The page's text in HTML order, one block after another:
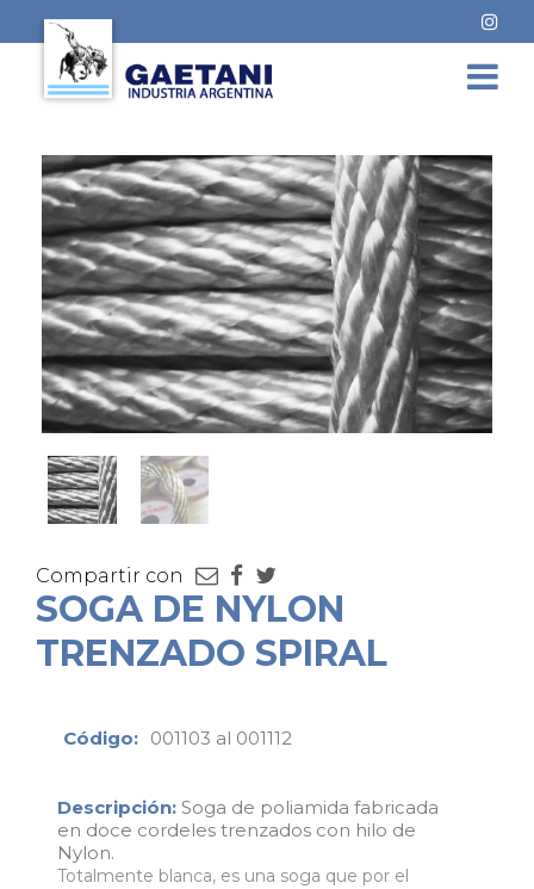
Compartir con
SOGA DE NYLON
TRENZADO SPIRAL
Código: 001103 al 001112
Descripción: Soga de poliamida fabricada
en doce cordeles trenzados con hilo de
Nylon.
Totalmente blanca, es una soga que por el